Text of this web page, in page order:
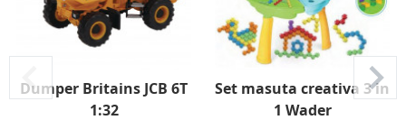
Dumper Britains JCB 6T
1:32
Set masuta creativa 3 in
1 Wader